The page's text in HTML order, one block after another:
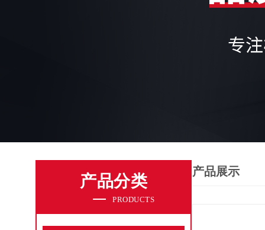
产品分类
PRODUCTS
产品展示